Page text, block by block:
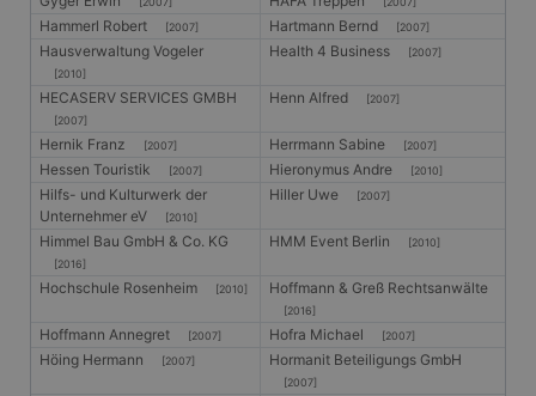
Hammerl Robert [2007] Hartmann Bernd [2007]
Hausverwaltung Vogeler
[2010]
Health 4 Business [2007]
HECASERV SERVICES GMBH
[2007]
Henn Alfred [2007]
Hernik Franz [2007] Herrmann Sabine [2007]
Hessen Touristik [2007] Hieronymus Andre [2010]
Hilfs- und Kulturwerk der
Unternehmer eV
[2010]
Hiller Uwe [2007]
Himmel Bau GmbH & Co. KG
[2016]
HMM Event Berlin [2010]
Hochschule Rosenheim [2010] Hoffmann & Greß Rechtsanwälte
[2016]
Hoffmann Annegret [2007] Hofra Michael [2007]
Höing Hermann [2007] Hormanit Beteiligungs GmbH
[2007]